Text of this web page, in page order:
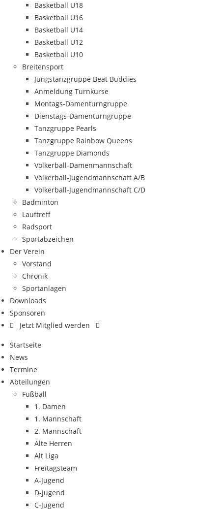
Basketball U18
Basketball U16
Basketball U14
Basketball U12
Basketball U10
Breitensport
Jungstanzgruppe Beat Buddies
Anmeldung Turnkurse
Montags-Damenturngruppe
Dienstags-Damenturngruppe
Tanzgruppe Pearls
Tanzgruppe Rainbow Queens
Tanzgruppe Diamonds
Völkerball-Damenmannschaft
Völkerball-Jugendmannschaft A/B
Völkerball-Jugendmannschaft C/D
Badminton
Lauftreff
Radsport
Sportabzeichen
Der Verein
Vorstand
Chronik
Sportanlagen
Downloads
Sponsoren
Jetzt Mitglied werden
Startseite
News
Termine
Abteilungen
Fußball
1. Damen
1. Mannschaft
2. Mannschaft
Alte Herren
Alt Liga
Freitagsteam
A-Jugend
D-Jugend
C-Jugend